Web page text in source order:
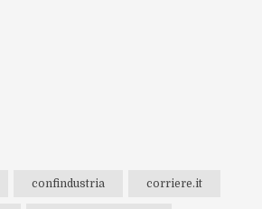
confindustria corriere.it